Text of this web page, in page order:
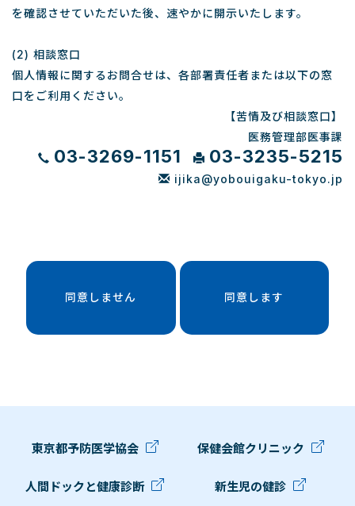
を確認させていただいた後、速やかに開示いたします。
(2) 相談窓口
個人情報に関するお問合せは、各部署責任者または以下の窓
口をご利用ください。
【苦情及び相談窓口】
医務管理部医事課
03-3269-1151 03-3235-5215
ijika@yobouigaku-tokyo.jp
同意しません 同意します
東京都予防医学協会 保健会館クリニック
人間ドックと健康診断 新生児の健診